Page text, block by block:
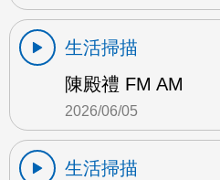
生活掃描
陳殿禮 FM AM
2026/06/05
生活掃描